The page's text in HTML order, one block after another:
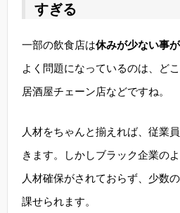
すぎる
一部の飲食店は休みが少ない事
よく問題になっているのは、ど
居酒屋チェーン店などですね。
人材をちゃんと揃えれば、従業
きます。しかしブラック企業の
人材確保がされておらず、少数
課せられます。